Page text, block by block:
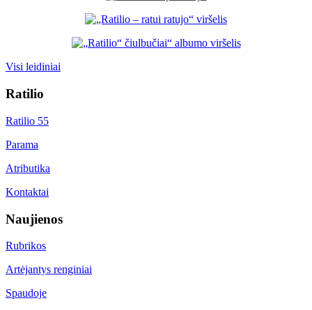
Visi leidiniai
Ratilio
Ratilio 55
Parama
Atributika
Kontaktai
Naujienos
Rubrikos
Artėjantys renginiai
Spaudoje